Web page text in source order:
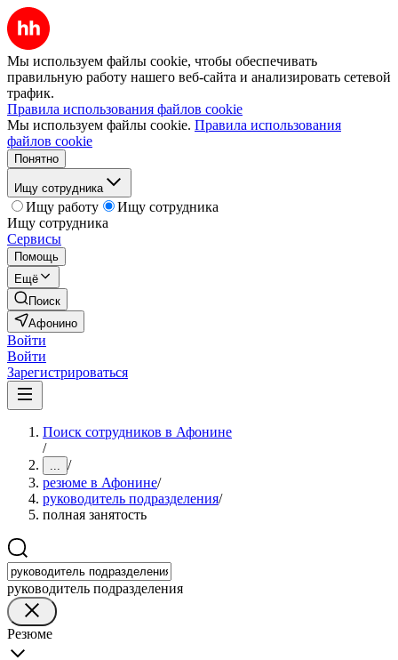
Мы используем файлы cookie, чтобы обеспечивать
правильную работу нашего веб-сайта и анализировать сетевой
трафик.
Правила использования файлов cookie
Мы используем файлы cookie. Правила использования
файлов cookie
Понятно
Ищу сотрудника
Ищу работу
Ищу сотрудника
Ищу сотрудника
Сервисы
Помощь
Ещё
Поиск
Афонино
Войти
Войти
Зарегистрироваться
Поиск сотрудников в Афонине
/
... /
резюме в Афонине/
руководитель подразделения/
полная занятость
руководитель подразделения
Резюме